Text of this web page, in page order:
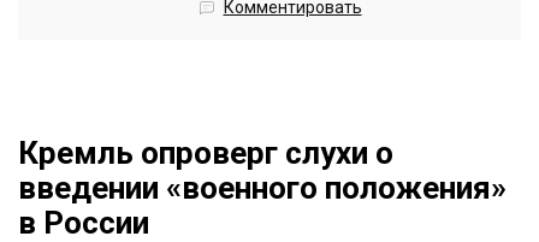
Комментировать
Кремль опроверг слухи о
введении «военного положения»
в России